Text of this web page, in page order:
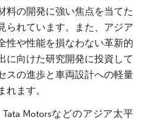
料の開発に強い焦点を当てた
られています。また、アジア
性や性能を損なわない革新的
に向けた研究開発に投資して
スの進歩と車両設計への軽量
ます。
Motorsなどのアジア太平